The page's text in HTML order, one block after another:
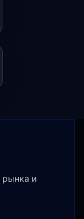
рынка и